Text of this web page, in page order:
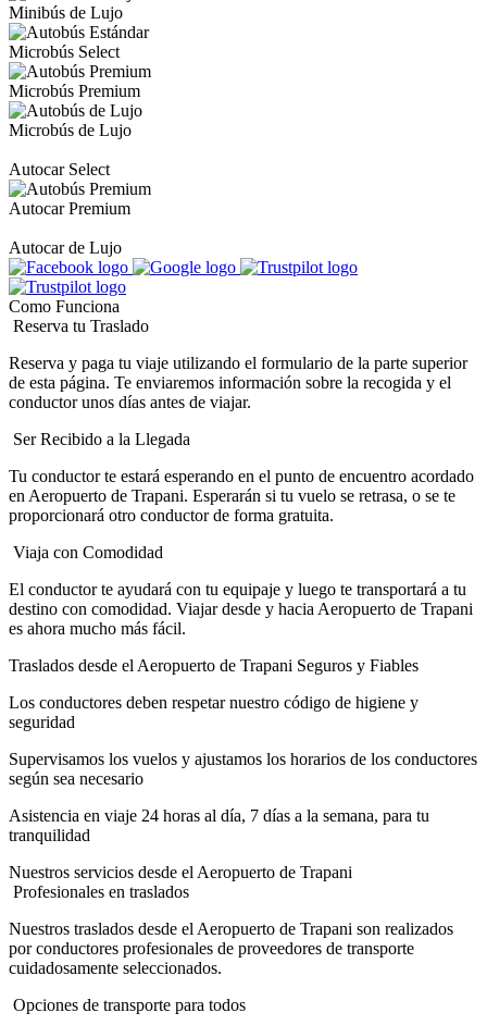
Minibús de Lujo
Microbús Select
Microbús Premium
Microbús de Lujo
Autocar Select
Autocar Premium
Autocar de Lujo
Como Funciona
Reserva tu Traslado
Reserva y paga tu viaje utilizando el formulario de la parte superior
de esta página. Te enviaremos información sobre la recogida y el
conductor unos días antes de viajar.
Ser Recibido a la Llegada
Tu conductor te estará esperando en el punto de encuentro acordado
en Aeropuerto de Trapani. Esperarán si tu vuelo se retrasa, o se te
proporcionará otro conductor de forma gratuita.
Viaja con Comodidad
El conductor te ayudará con tu equipaje y luego te transportará a tu
destino con comodidad. Viajar desde y hacia Aeropuerto de Trapani
es ahora mucho más fácil.
Traslados desde el Aeropuerto de Trapani Seguros y Fiables
Los conductores deben respetar nuestro código de higiene y
seguridad
Supervisamos los vuelos y ajustamos los horarios de los conductores
según sea necesario
Asistencia en viaje 24 horas al día, 7 días a la semana, para tu
tranquilidad
Nuestros servicios desde el Aeropuerto de Trapani
Profesionales en traslados
Nuestros traslados desde el Aeropuerto de Trapani son realizados
por conductores profesionales de proveedores de transporte
cuidadosamente seleccionados.
Opciones de transporte para todos